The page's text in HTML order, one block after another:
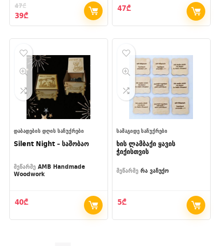
47₾
Original
price
39₾Current
price
47₾
ᲓᲐᲑᲐᲓᲔᲑᲘᲡ ᲓᲦᲘᲡ ᲡᲐᲩᲣᲥᲠᲔᲑᲘ
Silent Night – საშობაო
მეწარმე AMB Handmade
Woodwork
40₾
ᲡᲐᲛᲐᲒᲘᲓᲔ ᲡᲐᲩᲣᲥᲠᲔᲑᲘ
ხის ლამბაქი ყავის
ჭიქისთვის
მეწარმე რა ვაჩუქო
5₾